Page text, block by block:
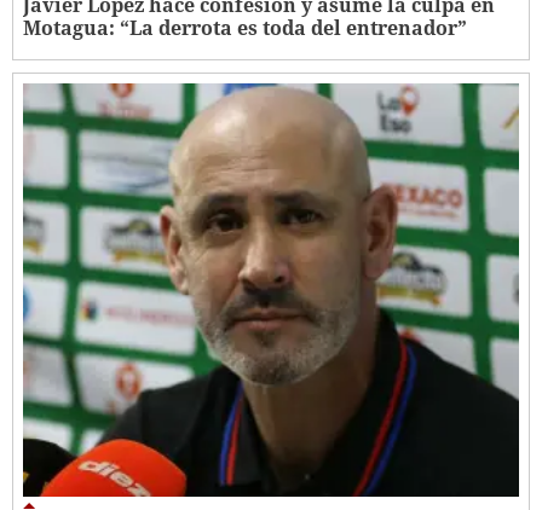
Motagua: “La derrota es toda del entrenador”